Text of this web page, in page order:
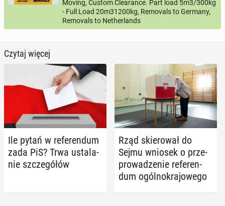
Moving, Custom Clearance. Part load 5m3/300kg
- Full Load 20m31200kg, Removals to Germany,
Removals to Netherlands
Czytaj więcej
Ile pytań w re­fe­ren­dum
zada PiS? Trwa usta­la­
nie szcze­gó­łów
Rząd skie­ro­wał do
Sejmu wniosek o prze­
pro­wa­dze­nie re­fe­ren­
dum ogól­no­kra­jo­we­go